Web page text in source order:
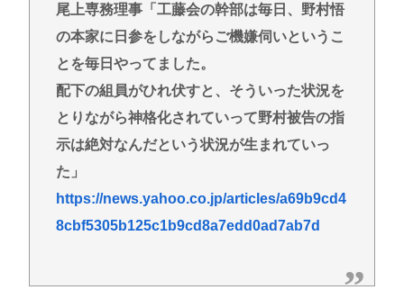
尾上専務理事「工藤会の幹部は毎日、野村悟
の本家に日参をしながらご機嫌伺いというこ
とを毎日やってました。
配下の組員がひれ伏すと、そういった状況を
とりながら神格化されていって野村被告の指
示は絶対なんだという状況が生まれていっ
た」
https://news.yahoo.co.jp/articles/a69b9cd4
8cbf5305b125c1b9cd8a7edd0ad7ab7d